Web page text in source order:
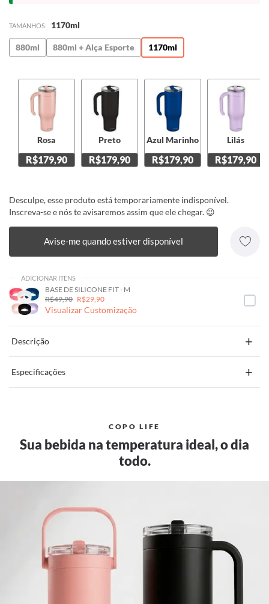
TAMANHOS: 1170ml
880ml 880ml + Alça Esporte 1170ml
Rosa
R$179,90
Preto
R$179,90
Azul Marinho
R$179,90
Lilás
R$179,90
Desculpe, esse produto está temporariamente indisponível.
Inscreva-se e nós te avisaremos assim que ele chegar. 😉
Avise-me quando estiver disponível
ADICIONAR ITENS
BASE DE SILICONE FIT - M
R$49,90 R$29,90
Visualizar Customização
Descrição +
Especificações +
COPO LIFE
Sua bebida na temperatura ideal, o dia
todo.